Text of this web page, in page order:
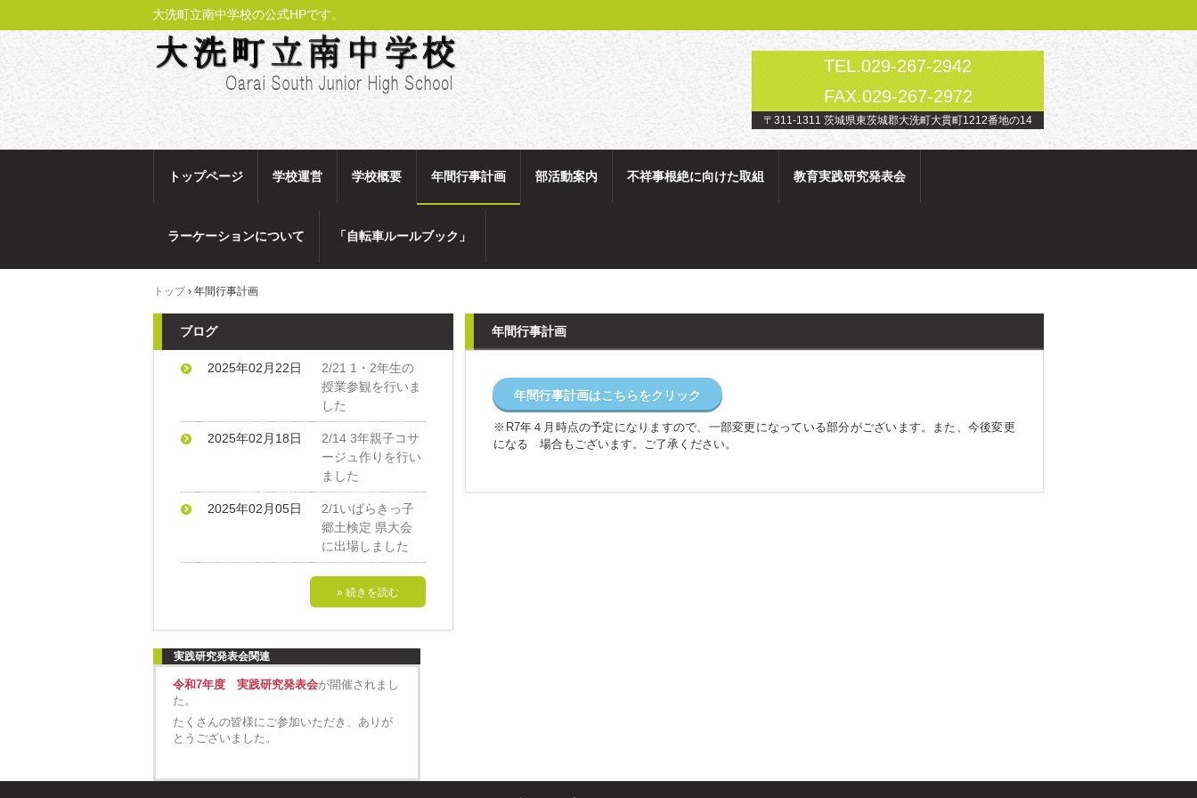
大洗町立南中学校の公式HPです。
TEL.029-267-2942
FAX.029-267-2972
〒311-1311 茨城県東茨城郡大洗町大貫町1212番地の14
トップページ 学校運営 学校概要 年間行事計画 部活動案内 不祥事根絶に向けた取組 教育実践研究発表会
ラーケーションについて 「自転車ルールブック」
トップ › 年間行事計画
年間行事計画
年間行事計画はこちらをクリック
※R7年４月時点の予定になりますので、一部変更になっている部分がございます。また、今後変更
になる 場合もございます。ご了承ください。
ブログ
2025年02月22日
2/21 1・2年生の
授業参観を行いま
した
2025年02月18日
2/14 3年親子コサ
ージュ作りを行い
ました
2025年02月05日
2/1いばらきっ子
郷土検定 県大会
に出場しました
» 続きを読む
実践研究発表会関連
令和7年度 実践研究発表会が開催されまし
た。
たくさんの皆様にご参加いただき、ありが
とうございました。